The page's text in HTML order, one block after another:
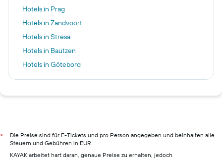
Hotels in Prag
Hotels in Zandvoort
Hotels in Stresa
Hotels in Bautzen
Hotels in Göteborg
Hotels in Marrakesch
Hotels in Berlin
Hotels in Hamburg
*
Die Preise sind für E-Tickets und pro Person angegeben und beinhalten alle
Steuern und Gebühren in EUR.
KAYAK arbeitet hart daran, genaue Preise zu erhalten, jedoch